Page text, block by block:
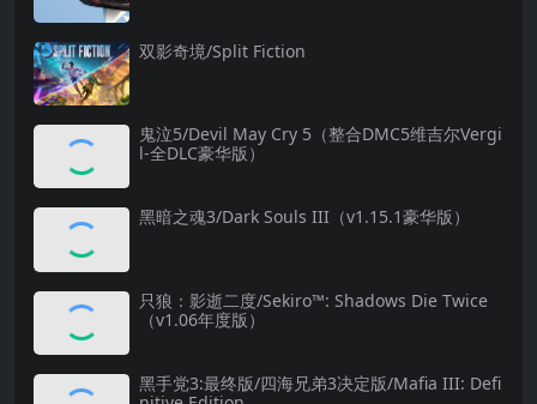
双影奇境/Split Fiction
鬼泣5/Devil May Cry 5（整合DMC5维吉尔Vergi
l-全DLC豪华版）
黑暗之魂3/Dark Souls III（v1.15.1豪华版）
只狼：影逝二度/Sekiro™: Shadows Die Twice
（v1.06年度版）
黑手党3:最终版/四海兄弟3决定版/Mafia III: Defi